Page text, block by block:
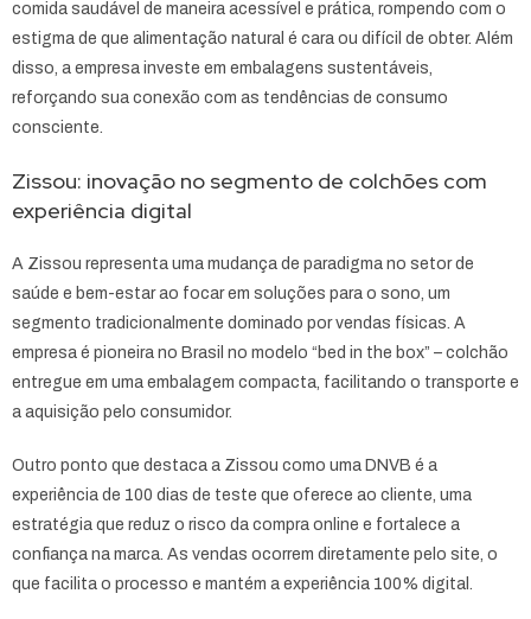
comida saudável de maneira acessível e prática, rompendo com o
estigma de que alimentação natural é cara ou difícil de obter. Além
disso, a empresa investe em embalagens sustentáveis,
reforçando sua conexão com as tendências de consumo
consciente.
Zissou: inovação no segmento de colchões com
experiência digital
A Zissou representa uma mudança de paradigma no setor de
saúde e bem-estar ao focar em soluções para o sono, um
segmento tradicionalmente dominado por vendas físicas. A
empresa é pioneira no Brasil no modelo “bed in the box” – colchão
entregue em uma embalagem compacta, facilitando o transporte e
a aquisição pelo consumidor.
Outro ponto que destaca a Zissou como uma DNVB é a
experiência de 100 dias de teste que oferece ao cliente, uma
estratégia que reduz o risco da compra online e fortalece a
confiança na marca. As vendas ocorrem diretamente pelo site, o
que facilita o processo e mantém a experiência 100% digital.